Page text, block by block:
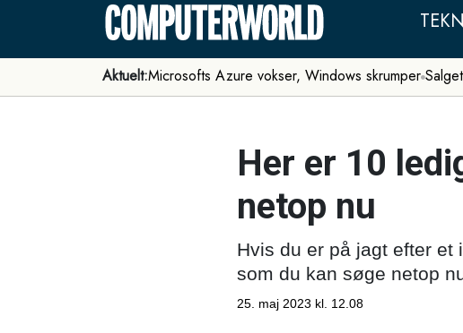
Aktuelt:Microsofts Azure vokser, Windows skrumper
Her er 10
netop nu
Hvis du er på jagt efter
som du kan søge netop
25. maj 2023 kl. 12.08